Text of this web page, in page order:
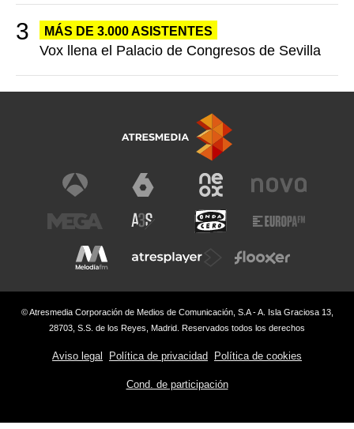
MÁS DE 3.000 ASISTENTES
Vox llena el Palacio de Congresos de Sevilla
© Atresmedia Corporación de Medios de Comunicación, S.A - A. Isla Graciosa 13,
28703, S.S. de los Reyes, Madrid. Reservados todos los derechos
Aviso legal Política de privacidad Política de cookies
Cond. de participación